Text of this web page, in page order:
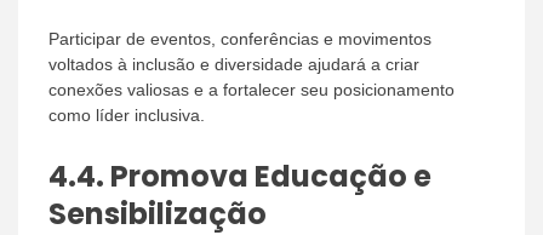
Participar de eventos, conferências e movimentos
voltados à inclusão e diversidade ajudará a criar
conexões valiosas e a fortalecer seu posicionamento
como líder inclusiva.
4.4. Promova Educação e
Sensibilização